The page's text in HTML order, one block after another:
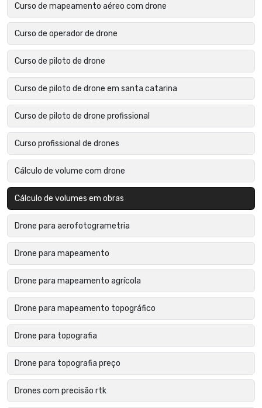
Curso de mapeamento aéreo com drone
Curso de operador de drone
Curso de piloto de drone
Curso de piloto de drone em santa catarina
Curso de piloto de drone profissional
Curso profissional de drones
Cálculo de volume com drone
Cálculo de volumes em obras
Drone para aerofotogrametria
Drone para mapeamento
Drone para mapeamento agrícola
Drone para mapeamento topográfico
Drone para topografia
Drone para topografia preço
Drones com precisão rtk